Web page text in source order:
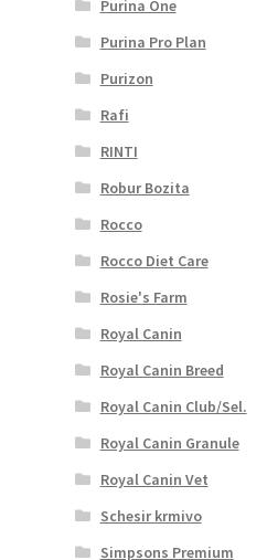
Purina One
Purina Pro Plan
Purizon
Rafi
RINTI
Robur Bozita
Rocco
Rocco Diet Care
Rosie's Farm
Royal Canin
Royal Canin Breed
Royal Canin Club/Sel.
Royal Canin Granule
Royal Canin Vet
Schesir krmivo
Simpsons Premium